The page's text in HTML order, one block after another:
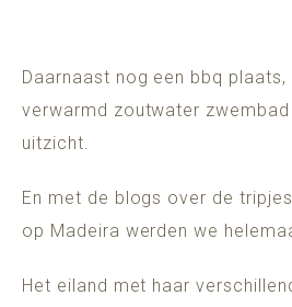
Daarnaast nog een bbq plaats,
verwarmd zoutwater
uitzicht.
En met de blogs over de
op Madeira werden we
Het eiland met haar